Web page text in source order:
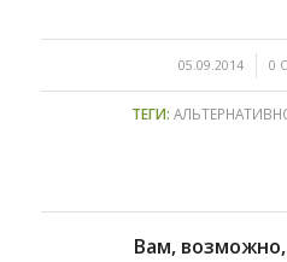
05.09.2014
/ 0
/
ТЕГИ:
Вам,